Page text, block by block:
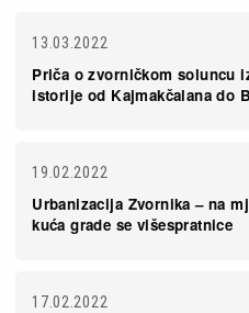
13.03.2022
Priča o zvorničkom soluncu
istorije od Kajmakčalana do
19.02.2022
Urbanizacija Zvornika – na
kuća grade se višespratnice
17.02.2022